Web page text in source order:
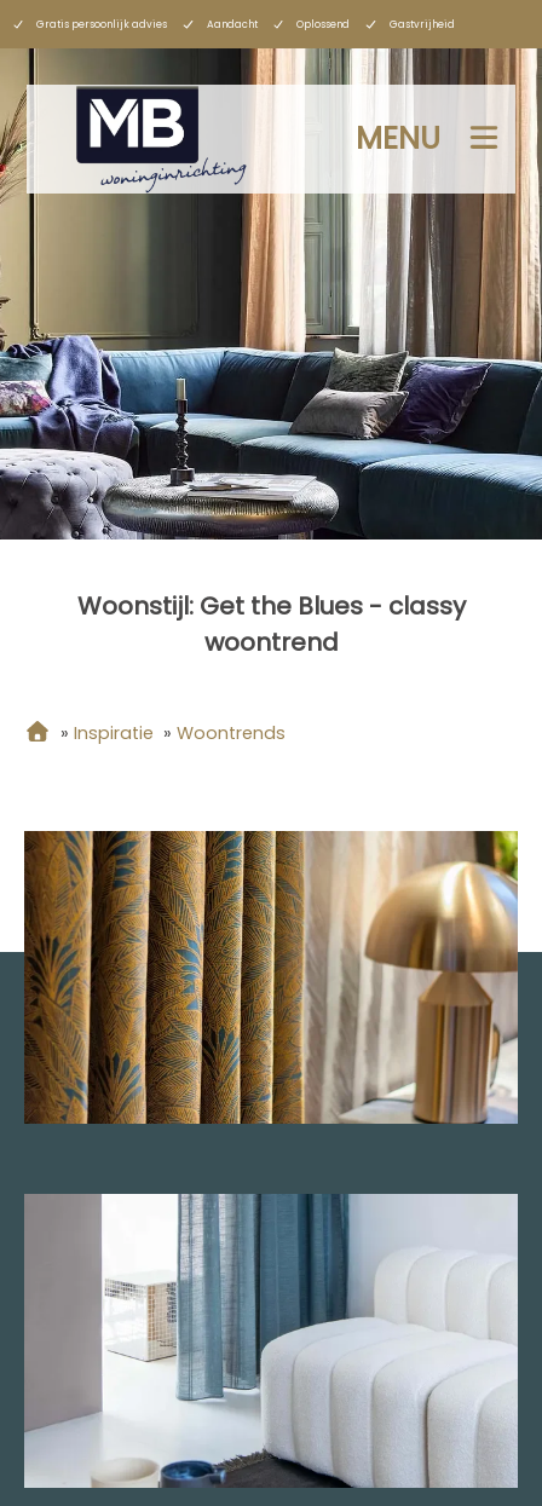
Gratis persoonlijk advies Aandacht Oplossend Gastvrijheid
MENU
Woonstijl: Get the Blues - classy
woontrend
» Inspiratie » Woontrends